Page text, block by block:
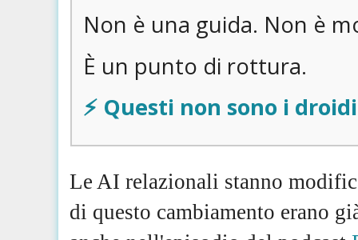
Non è una guida. Non è
È un punto di rottura.
⚡️ Questi non sono i
Le AI relazionali stanno
di questo cambiamento erano